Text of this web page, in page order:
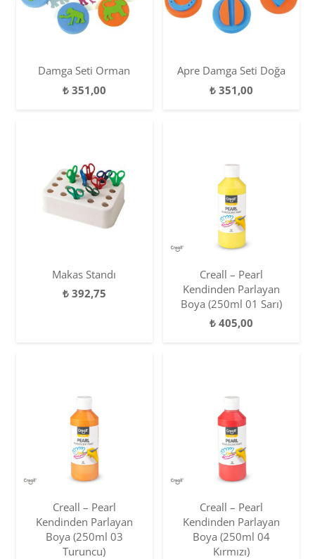
Damga Seti Orman
₺351,00
Apre Damga Seti Doğa
₺351,00
Makas Standı
₺392,75
Creall – Pearl
Kendinden Parlayan
Boya (250ml 01 Sarı)
₺405,00
Creall – Pearl
Kendinden Parlayan
Boya (250ml 03
Turuncu)
Creall – Pearl
Kendinden Parlayan
Boya (250ml 04
Kırmızı)